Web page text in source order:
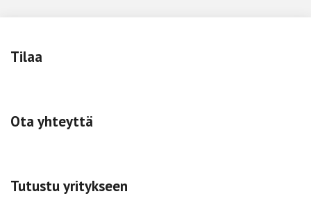
Tilaa
Ota yhteyttä
Tutustu yritykseen